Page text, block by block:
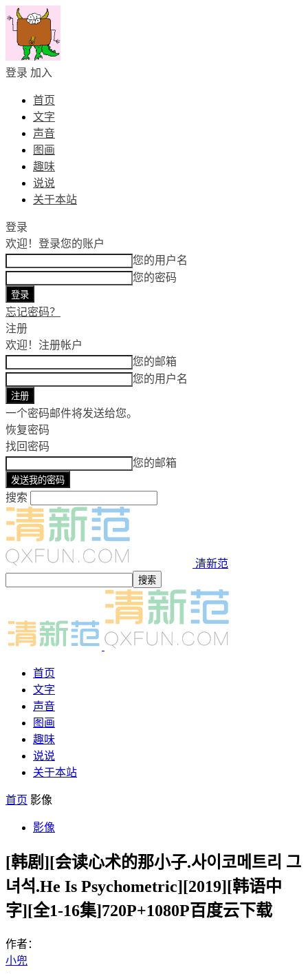
登录 加入
首页
文字
声音
图画
趣味
说说
关于本站
登录
欢迎！ 登录您的账户
您的用户名
您的密码
忘记密码？
注册
欢迎！ 注册帐户
您的邮箱
您的用户名
一个密码邮件将发送给您。
恢复密码
找回密码
您的邮箱
搜索
清新范
首页
文字
声音
图画
趣味
说说
关于本站
首页 影像
影像
[韩剧][会读心术的那小子.사이코메트리 그
녀석.He Is Psychometric][2019][韩语中
字][全1-16集]720P+1080P百度云下载
作者：
小兜